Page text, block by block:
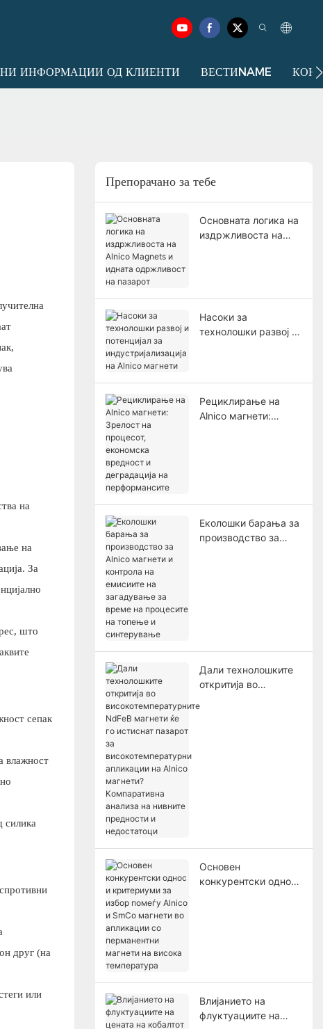
ИНФОРМАЦИИ ОД КЛИЕНТИ ВЕСТИNAME
на
на
За
што
сепак
влажност
силика
друг (на
или
Препорачано за тебе
Основната логика на
издржливоста на
Насоки за
технолошки развој и
Рециклирање на
Alnico магнети:
Еколошки барања за
производство за
Дали технолошките
откритија во
Основен
конкурентски однос
температура
Влијанието на
флуктуациите на